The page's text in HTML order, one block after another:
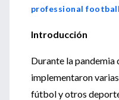
professional
Introducción
Durante la pandemia
implementaron
fútbol y otros